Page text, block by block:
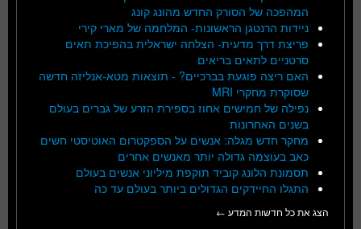
המהפכה של הסורק החדש מהונג קונג
ניידות הרנטגן הראשונות- המלחמה של מארי קירי
פריצת דרך מדעית- הצלחה ישראלית בהפיכת תאים
סרטניים לתאים בריאים
האם ריצה פוגעת בברכיים? - תוצאות מטא-אנליזה חדשה
שסוקרת מחקרי MRI
נפילה של חמישים אחוז בספירת הזרע של גברים בעולם
בשנים האחרונות
מחקר חדש מגלה: אנשים על הספקטרום האוטיסטי חשים
כאב בעוצמה גדולה יותר מאנשים אחרים
תסמונת הלונג קוביד תוקפת מיליוני אנשים בעולם
התגלו החיידקים הגדולים ביותר בעולם עד כה
הצג את כל חדשות המדע ←